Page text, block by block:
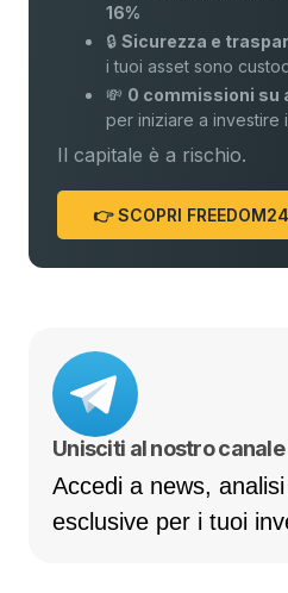
16%
🔒Sicurezza e
i tuoi asset sono
💸 0 commissioni su
per iniziare a investire
Il capitale è a rischio.
👉 SCOPRI FREEDOM24
Unisciti al nostro
Accedi a news,
esclusive per i tuoi